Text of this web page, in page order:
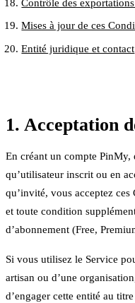
Contrôle des
Mises à jour de ces
Entité juridique et contact
1. Acceptation
En créant un compte
qu’utilisateur inscrit ou en
qu’invité, vous acceptez ces
et toute condition
d’abonnement (Free,
Si vous utilisez le Service
artisan ou d’une
d’engager cette entité au